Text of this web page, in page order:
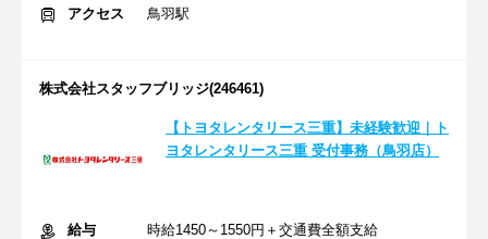
アクセス
鳥羽駅
株式会社スタッフブリッジ(246461)
【トヨタレンタリース三重】未経験歓迎｜ト
ヨタレンタリース三重 受付事務（鳥羽店）
給与
時給1450～1550円＋交通費全額支給